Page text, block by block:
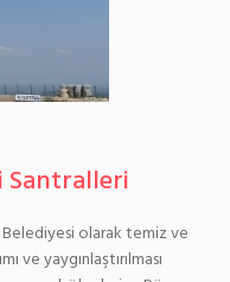
Santralleri
Belediyesi olarak temiz ve
ve yaygınlaştırılması